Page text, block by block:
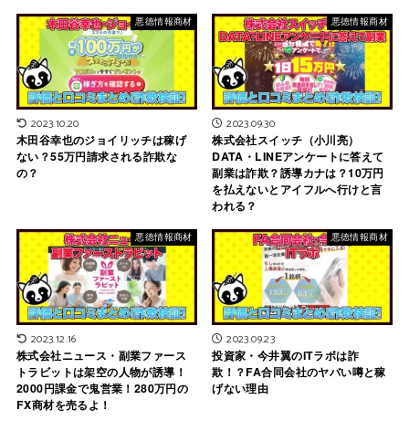
悪徳情報商材
2023.10.20
木田谷幸也のジョイリッチは稼げ
ない？55万円請求される詐欺な
の？
悪徳情報商材
2023.09.30
株式会社スイッチ（小川亮）
DATA・LINEアンケートに答えて
副業は詐欺？誘導カナは？10万円
を払えないとアイフルへ行けと言
われる？
悪徳情報商材
2023.12.16
株式会社ニュース・副業ファース
トラビットは架空の人物が誘導！
2000円課金で鬼営業！280万円の
FX商材を売るよ！
悪徳情報商材
2023.09.23
投資家・今井翼のITラボは詐
欺！？FA合同会社のヤバい噂と稼
げない理由